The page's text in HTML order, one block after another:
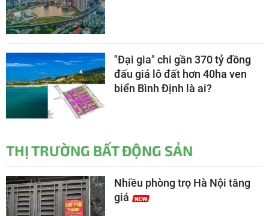
"Đại gia" chi gần 370 tỷ đồng
đấu giá lô đất hơn 40ha ven
biển Bình Định là ai?
THỊ TRƯỜNG BẤT ĐỘNG SẢN
Nhiều phòng trọ Hà Nội tăng
giá